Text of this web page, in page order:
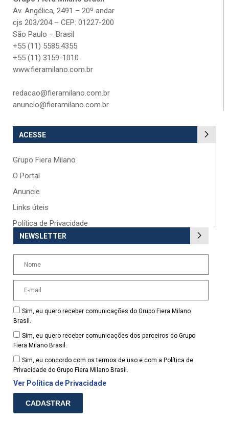
Av. Angélica, 2491 – 20º andar
cjs 203/204 – CEP: 01227-200
São Paulo – Brasil
+55 (11) 5585.4355
+55 (11) 3159-1010
www.fieramilano.com.br
redacao@fieramilano.com.br
anuncio@fieramilano.com.br
ACESSE
Grupo Fiera Milano
O Portal
Anuncie
Links úteis
Política de Privacidade
NEWSLETTER
Sim, eu quero receber comunicações do Grupo Fiera Milano
Brasil.
Sim, eu quero receber comunicações dos parceiros do Grupo
Fiera Milano Brasil.
Sim, eu concordo com os termos de uso e com a Política de
Privacidade do Grupo Fiera Milano Brasil.
Ver Política de Privacidade
CADASTRAR